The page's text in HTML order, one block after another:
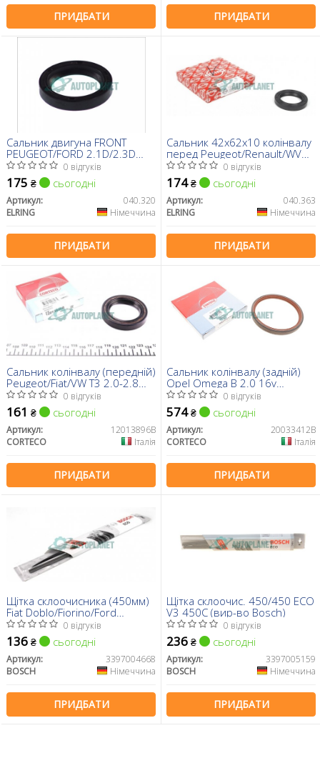
ПРИДБАТИ ПРИДБАТИ
Сальник двигуна FRONT
PEUGEOT/FORD 2.1D/2.3D
42X60X10 (вир-во Elring)
0 відгуків
175 ₴ сьогодні
Артикул:
040.320
ELRING
Німеччина
ПРИДБАТИ
Сальник 42x62x10 колінвалу
перед Peugeot/Renault/WV
1.7/1.8/2.0 0 відгуків
174₴ сьогодні
Артикул:
040.363
ELRING
Німеччина
ПРИДБАТИ
Сальник колінвалу (передній)
Peugeot/Fiat/VW T3 2.0-2.8
(42x62x10) 0 відгуків
161 ₴ сьогодні
Артикул:
12013896B
CORTECO
Італія
ПРИДБАТИ
Сальник колінвалу (задній)
Opel Omega B 2.0 16v
(90x104x11)0 відгуків
574₴ сьогодні
Артикул:
20033412B
CORTECO
Італія
ПРИДБАТИ
Щітка склоочисника (450мм)
Fiat Doblo/Fiorino/Ford
Transit/MB Vito (W638) 79-
0 відгуків
136 ₴ сьогодні
Артикул:
3397004668
BOSCH
Німеччина
ПРИДБАТИ
Щітка склоочис. 450/450 ECO
V3 450C (вир-во Bosch)
0 відгуків
236 ₴ сьогодні
Артикул:
3397005159
BOSCH
Німеччина
ПРИДБАТИ